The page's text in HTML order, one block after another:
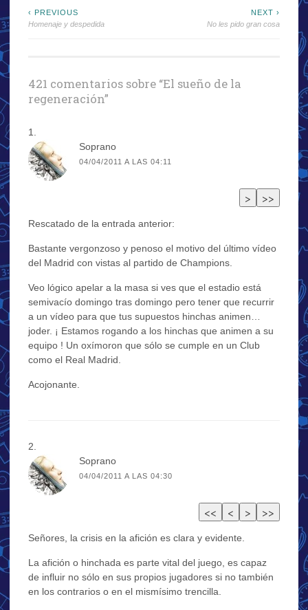
Navegación
‹ PREVIOUS
Homenaje y despedida
NEXT ›
No les pido gran cosa
421 comentarios sobre “El sueño de la
regeneración”
Soprano
04/04/2011 A LAS 04:11
Rescatado de la entrada anterior:
Bastante vergonzoso y penoso el motivo del último vídeo
del Madrid con vistas al partido de Champions.
Veo lógico apelar a la masa si ves que el estadio está
semivacío domingo tras domingo pero tener que recurrir
a un vídeo para que tus supuestos hinchas animen…
joder. ¡ Estamos rogando a los hinchas que animen a su
equipo ! Un oxímoron que sólo se cumple en un Club
como el Real Madrid.
Acojonante.
Soprano
04/04/2011 A LAS 04:30
Señores, la crisis en la afición es clara y evidente.
La afición o hinchada es parte vital del juego, es capaz
de influir no sólo en sus propios jugadores si no también
en los contrarios o en el mismísimo trencilla.